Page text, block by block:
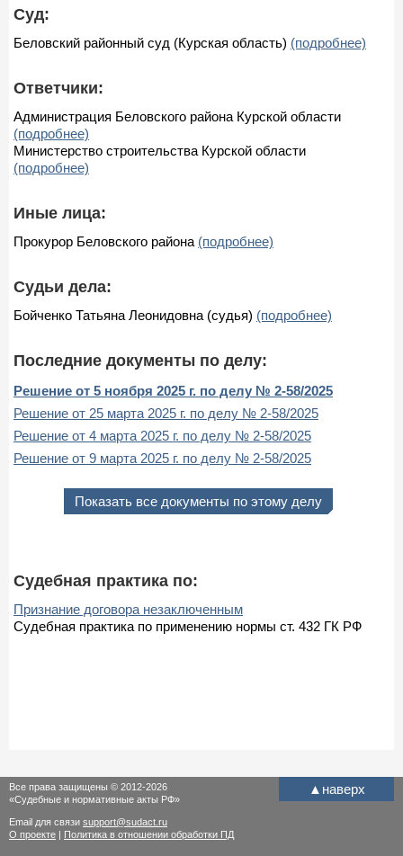
Суд:
Беловский районный суд (Курская область) (подробнее)
Ответчики:
Администрация Беловского района Курской области
(подробнее)
Министерство строительства Курской области
(подробнее)
Иные лица:
Прокурор Беловского района (подробнее)
Судьи дела:
Бойченко Татьяна Леонидовна (судья) (подробнее)
Последние документы по делу:
Решение от 5 ноября 2025 г. по делу № 2-58/2025
Решение от 25 марта 2025 г. по делу № 2-58/2025
Решение от 4 марта 2025 г. по делу № 2-58/2025
Решение от 9 марта 2025 г. по делу № 2-58/2025
Показать все документы по этому делу
Судебная практика по:
Признание договора незаключенным
Судебная практика по применению нормы ст. 432 ГК РФ
▲ наверх
Все права защищены © 2012-2026
«Судебные и нормативные акты РФ»
Email для связи support@sudact.ru
О проекте | Политика в отношении обработки ПД